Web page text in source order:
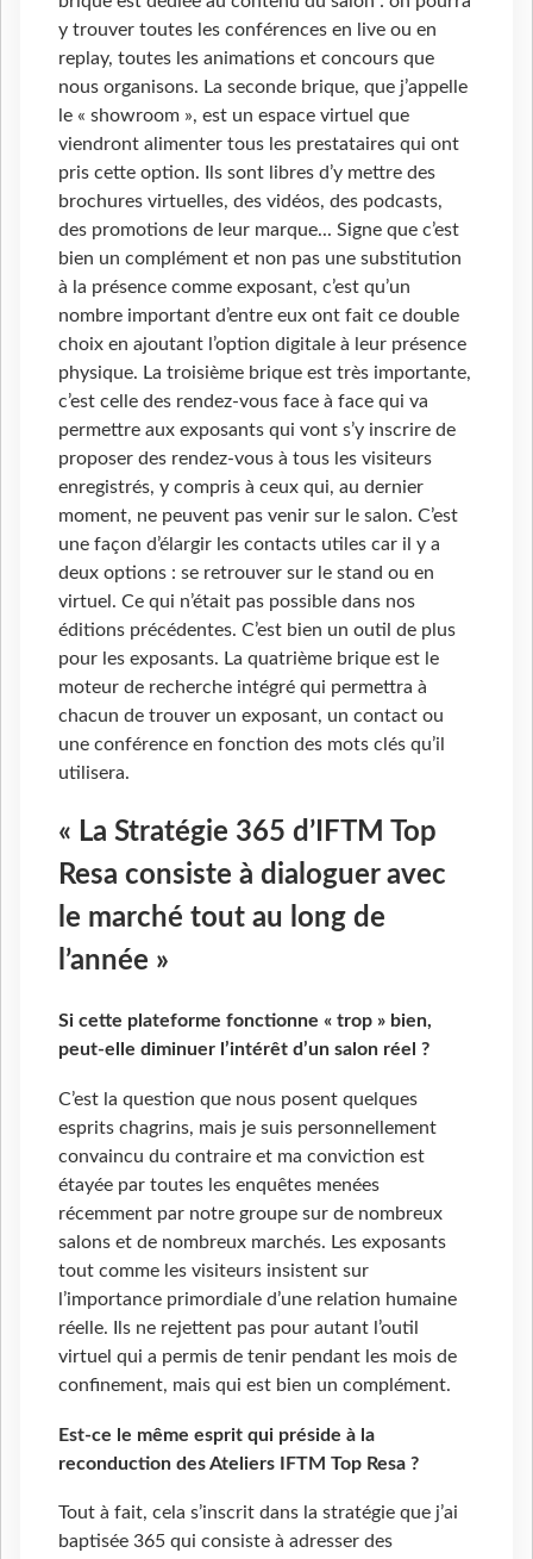
y trouver toutes les conférences en live ou en
replay, toutes les animations et concours que
nous organisons. La seconde brique, que j’appelle
le « showroom », est un espace virtuel que
viendront alimenter tous les prestataires qui ont
pris cette option. Ils sont libres d’y mettre des
brochures virtuelles, des vidéos, des podcasts,
des promotions de leur marque... Signe que c’est
bien un complément et non pas une substitution
à la présence comme exposant, c’est qu’un
nombre important d’entre eux ont fait ce double
choix en ajoutant l’option digitale à leur présence
physique. La troisième brique est très importante,
c’est celle des rendez-vous face à face qui va
permettre aux exposants qui vont s’y inscrire de
proposer des rendez-vous à tous les visiteurs
enregistrés, y compris à ceux qui, au dernier
moment, ne peuvent pas venir sur le salon. C’est
une façon d’élargir les contacts utiles car il y a
deux options : se retrouver sur le stand ou en
virtuel. Ce qui n’était pas possible dans nos
éditions précédentes. C’est bien un outil de plus
pour les exposants. La quatrième brique est le
moteur de recherche intégré qui permettra à
chacun de trouver un exposant, un contact ou
une conférence en fonction des mots clés qu’il
utilisera.
« La Stratégie 365 d’IFTM Top
Resa consiste à dialoguer avec
le marché tout au long de
l’année »
Si cette plateforme fonctionne « trop » bien,
peut-elle diminuer l’intérêt d’un salon réel ?
C’est la question que nous posent quelques
esprits chagrins, mais je suis personnellement
convaincu du contraire et ma conviction est
étayée par toutes les enquêtes menées
récemment par notre groupe sur de nombreux
salons et de nombreux marchés. Les exposants
tout comme les visiteurs insistent sur
l’importance primordiale d’une relation humaine
réelle. Ils ne rejettent pas pour autant l’outil
virtuel qui a permis de tenir pendant les mois de
confinement, mais qui est bien un complément.
Est-ce le même esprit qui préside à la
reconduction des Ateliers IFTM Top Resa ?
Tout à fait, cela s’inscrit dans la stratégie que j’ai
baptisée 365 qui consiste à adresser des